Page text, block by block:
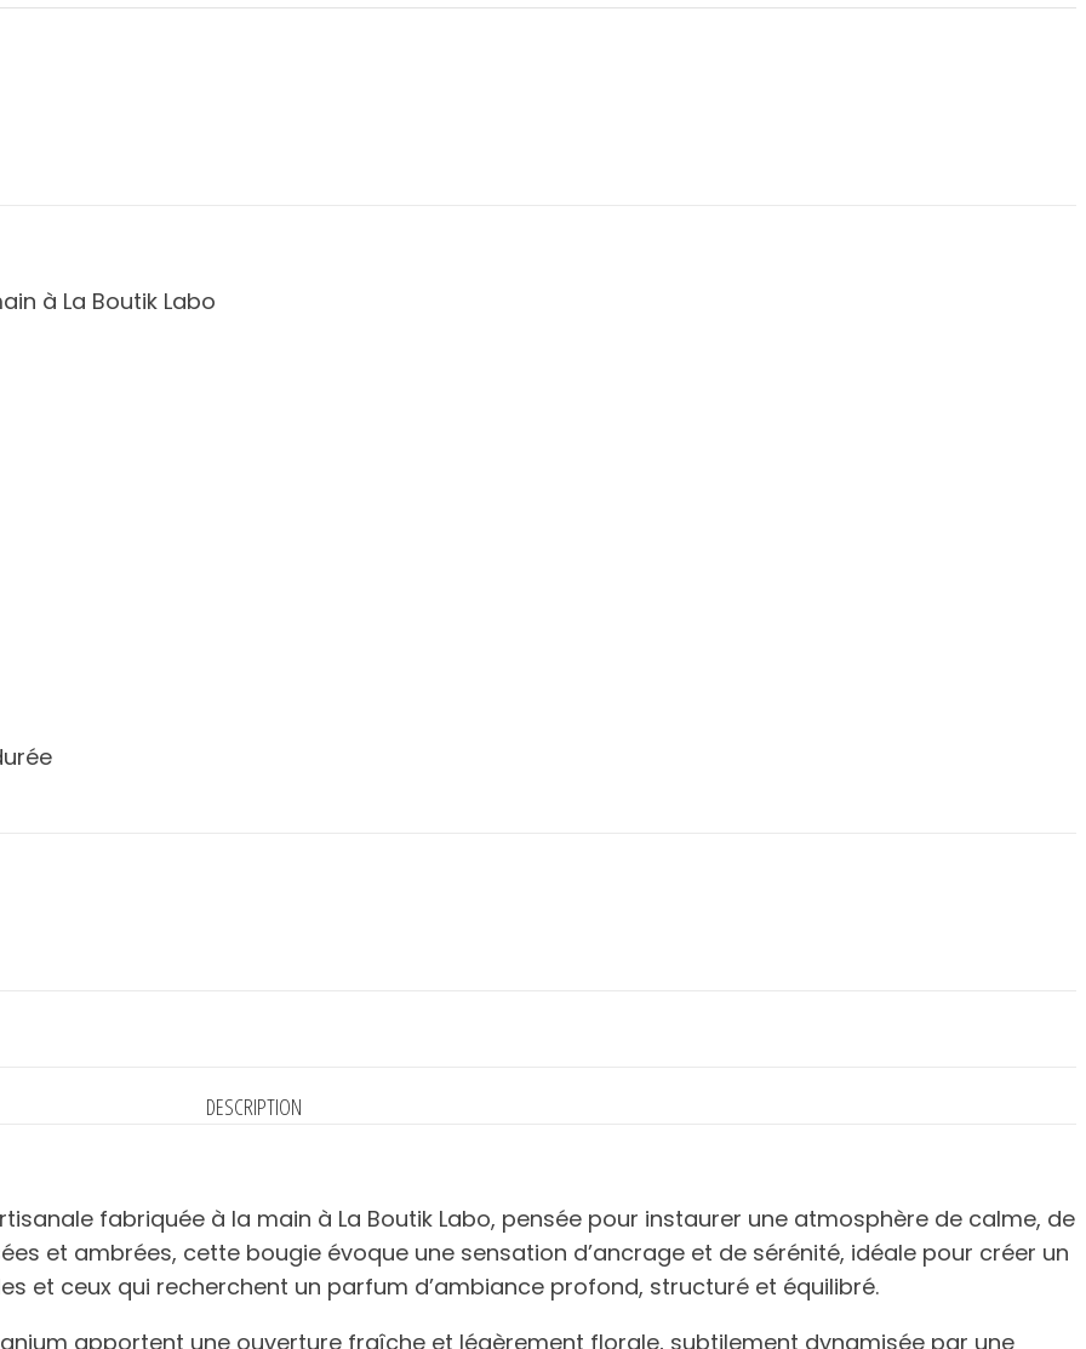
à La Boutik Labo
DESCRIPTION
fabriquée à la main à La Boutik Labo, pensée pour instaurer une atmosphère de calme, de
et ambrées, cette bougie évoque une sensation d’ancrage et de sérénité, idéale pour créer un
et ceux qui recherchent un parfum d’ambiance profond, structuré et équilibré.
apportent une ouverture fraîche et légèrement florale, subtilement dynamisée par une